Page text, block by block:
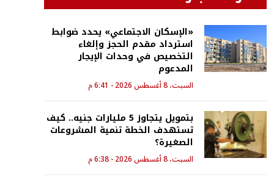
«الإسكان الاجتماعي» يحدد ضوابط
استرداد مقدم الحجز وإلغاء
التخصيص في وحدات الإيجار
المدعوم
السبت، 8 أغسطس 2026 - 6:41 م
بتمويل يتجاوز 5 مليارات جنيه.. كيف
تستهدف الخطة تنمية المشروعات
الصغيرة؟
السبت، 8 أغسطس 2026 - 6:38 م